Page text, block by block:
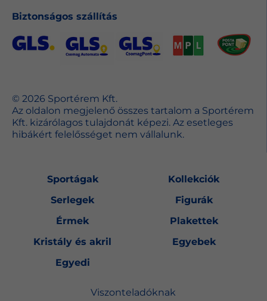
Biztonságos szállítás
© 2026 Sportérem Kft.
Az oldalon megjelenő összes tartalom a Sportérem
Kft. kizárólagos tulajdonát képezi. Az esetleges
hibákért felelősséget nem vállalunk.
Sportágak
Kollekciók
Serlegek
Figurák
Érmek
Plakettek
Kristály és akril
Egyebek
Egyedi
Viszonteladóknak